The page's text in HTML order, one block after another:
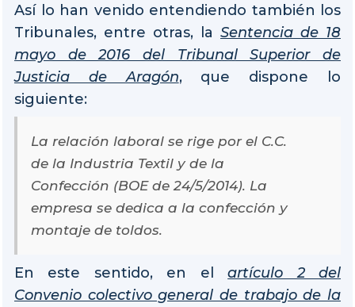
Así lo han venido entendiendo también los
Tribunales, entre otras, la Sentencia de 18
mayo de 2016 del Tribunal Superior de
Justicia de Aragón, que dispone lo
siguiente:
La relación laboral se rige por el C.C.
de la Industria Textil y de la
Confección (BOE de 24/5/2014). La
empresa se dedica a la confección y
montaje de toldos.
En este sentido, en elartículo 2 del
Convenio colectivo general de trabajo de la